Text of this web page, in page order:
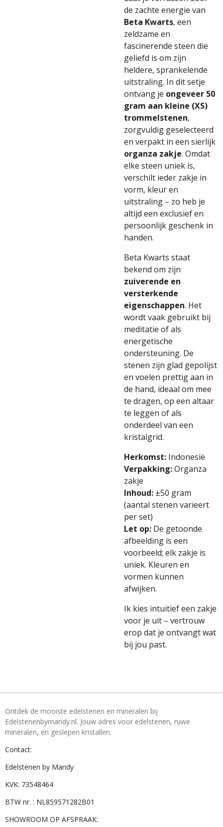
de zachte energie van
Beta Kwarts, een
zeldzame en
fascinerende steen die
geliefd is om zijn
heldere, sprankelende
uitstraling. In ditsetje
ontvang je ongeveer 50
gram aan kleine (XS)
trommelstenen,
zorgvuldig geselecteerd
en verpakt in een sierlijk
organza zakje. Omdat
elke steen uniek is,
verschilt ieder zakje in
vorm, kleuren
uitstraling – zo heb je
altijd een exclusiefen
persoonlijk geschenk in
handen.
Beta Kwarts staat
bekend om zijn
zuiverende en
versterkende
eigenschappen. Het
wordtvaak gebruikt bij
meditatie ofals
energetische
ondersteuning. De
stenen zijn glad gepolijst
en voelen prettigaan in
de hand, ideaal om mee
te dragen, op een altaar
te leggen ofals
onderdeel van een
kristalgrid.
Herkomst: Indonesië
Verpakking:Organza
zakje
Inhoud: ±50 gram
(aantal stenen varieert
perset)
Let op: De getoonde
afbeelding is een
voorbeeld; elk zakje is
uniek. Kleuren en
vormen kunnen
afwijken.
Ik kies intuïtiefeen zakje
voor je uit – vertrouw
erop dat je ontvangtwat
bij jou past.
Ontdek de mooiste edelstenen en mineralen bij
Edelstenenbymandy.nl. Jouw adres voor edelstenen, ruwe
mineralen, en geslepen kristallen.
Contact:
Edelstenen by Mandy
KVK: 73548464
BTW nr. : NL859571282B01
SHOWROOM OP AFSPRAAK: